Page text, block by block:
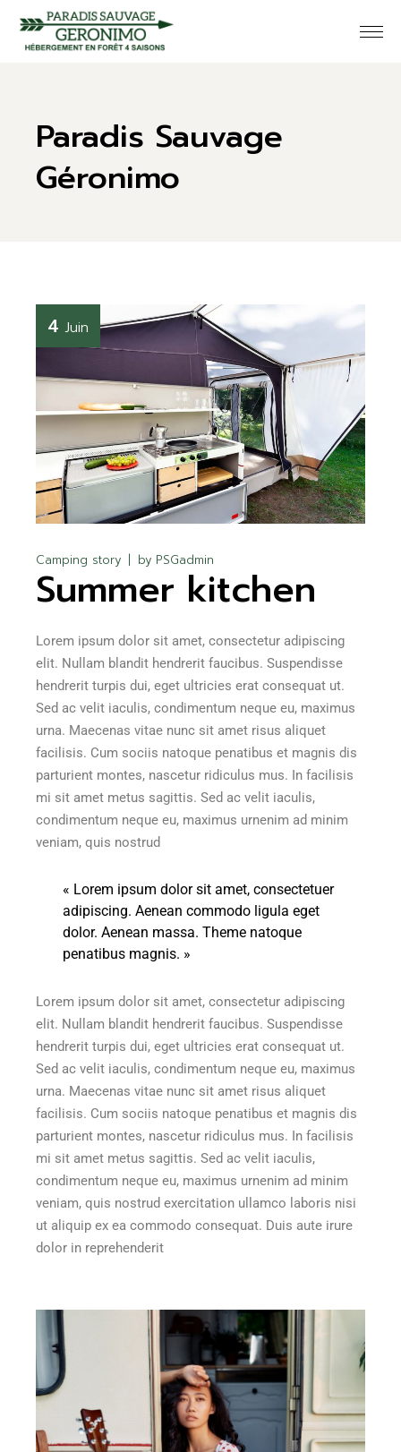
Paradis Sauvage
Géronimo
4 Juin
Camping story by PSGadmin
Summer kitchen
Lorem ipsum dolor sit amet, consectetur adipiscing
elit. Nullam blandit hendrerit faucibus. Suspendisse
hendrerit turpis dui, eget ultricies erat consequat ut.
Sed ac velit iaculis, condimentum neque eu, maximus
urna. Maecenas vitae nunc sit amet risus aliquet
facilisis. Cum sociis natoque penatibus et magnis dis
parturient montes, nascetur ridiculus mus. In facilisis
mi sit amet metus sagittis. Sed ac velit iaculis,
condimentum neque eu, maximus urnenim ad minim
veniam, quis nostrud
« Lorem ipsum dolor sit amet, consectetuer
adipiscing. Aenean commodo ligula eget
dolor. Aenean massa. Theme natoque
penatibus magnis. »
Lorem ipsum dolor sit amet, consectetur adipiscing
elit. Nullam blandit hendrerit faucibus. Suspendisse
hendrerit turpis dui, eget ultricies erat consequat ut.
Sed ac velit iaculis, condimentum neque eu, maximus
urna. Maecenas vitae nunc sit amet risus aliquet
facilisis. Cum sociis natoque penatibus et magnis dis
parturient montes, nascetur ridiculus mus. In facilisis
mi sit amet metus sagittis. Sed ac velit iaculis,
condimentum neque eu, maximus urnenim ad minim
veniam, quis nostrud exercitation ullamco laboris nisi
ut aliquip ex ea commodo consequat. Duis aute irure
dolor in reprehenderit